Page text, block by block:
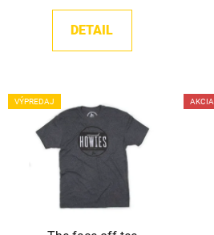
DETAIL
VÝPREDAJ AKCIA